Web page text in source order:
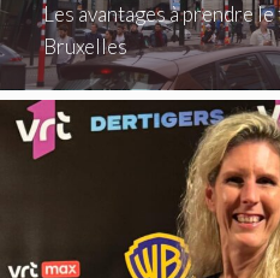
Les avantages à prendre
Bruxelles